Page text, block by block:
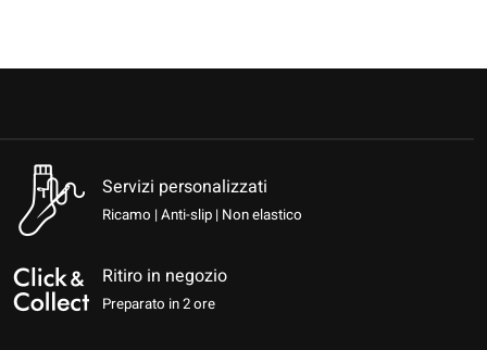
Servizi personalizzati
Ricamo | Anti-slip | Non elastico
Ritiro in negozio
Preparato in 2 ore